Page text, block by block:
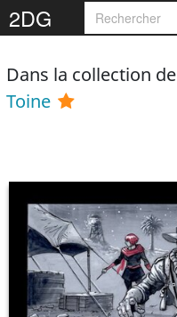
2DG
Dans la collection de
Toine